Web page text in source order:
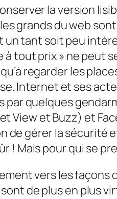
la version
grands du web
un tant soit peu
tout prix » ne peut
regarder les
Internet et ses
par quelques
View et Buzz) et
de gérer la sécurité
! Mais pour qui se
vers les façons
de plus en plus